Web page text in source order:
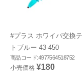
#プラス ホワイパ交換
トブルー 43-450
商品コード:4977564518752
小売価格 ¥180